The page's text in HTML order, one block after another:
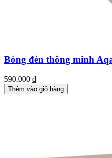
Bóng đèn thông minh
590.000 ₫
Thêm vào giỏ hàng